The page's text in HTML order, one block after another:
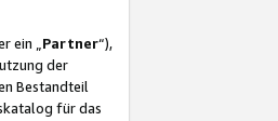
ein „Partner“),
der
Bestandteil
für das